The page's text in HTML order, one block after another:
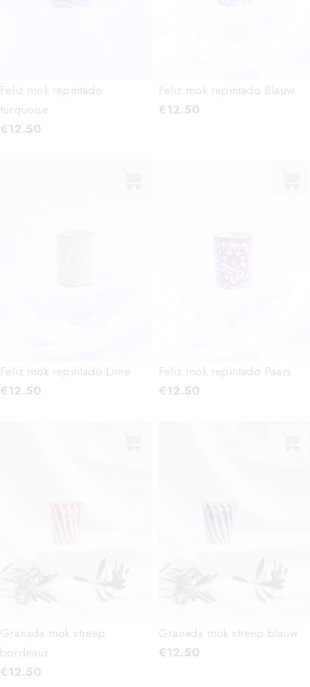
Feliz mok repintado
turquoise
€12.50
Feliz mok repintado Blauw
€12.50
Feliz mok repintado Lime
€12.50
Feliz mok repintado Paars
€12.50
Granada mok streep
bordeaux
€12.50
Granada mok streep blauw
€12.50